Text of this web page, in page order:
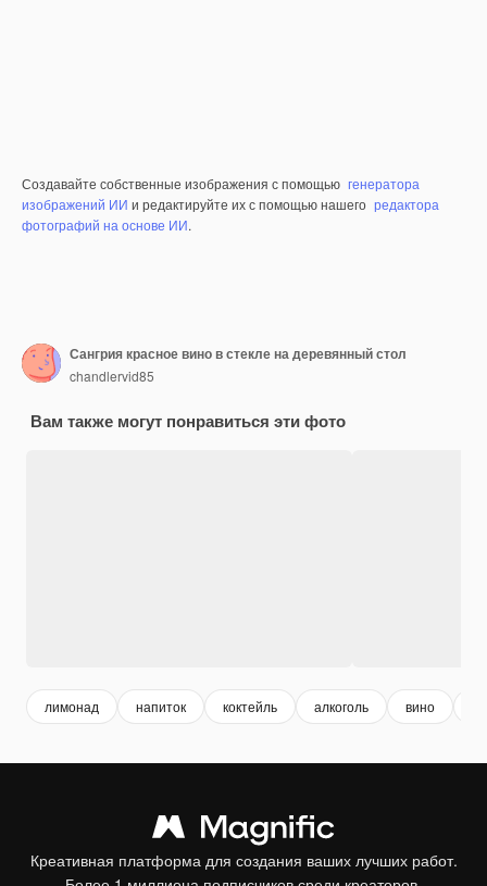
Создавайте собственные изображения с помощью генератора
изображений ИИ и редактируйте их с помощью нашего редактора
фотографий на основе ИИ.
Сангрия красное вино в стекле на деревянный стол
chandlervid85
Вам также могут понравиться эти фото
лимонад напиток коктейль алкоголь вино
Креативная платформа для создания ваших лучших работ.